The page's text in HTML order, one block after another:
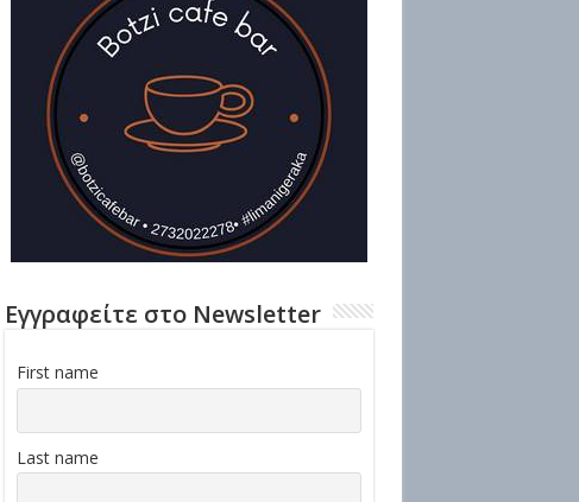
Εγγραφείτε στο Newsletter
First name
Last name